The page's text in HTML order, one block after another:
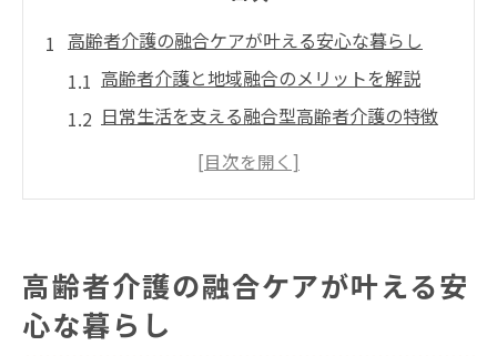
高齢者介護の融合ケアが叶える安心な暮らし
高齢者介護と地域融合のメリットを解説
日常生活を支える融合型高齢者介護の特徴
高齢者介護で注目される地域密着型ケア
親の施設選びに役立つ入居条件と費用の要点
高齢者介護施設の入居条件徹底ガイド
費用面から見る高齢者介護施設選びのコツ
高齢者介護の融合ケアが叶える安
心な暮らし